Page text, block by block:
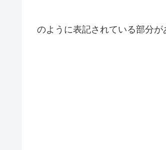
のように表記されている部分